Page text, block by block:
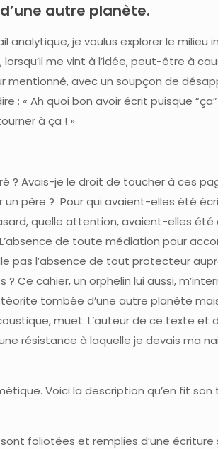
autre planète.
analytique, je voulus explorer le milieu
me vint à l’idée, peut-être à
mentionné, avec un soupçon de
« Ah quoi bon avoir écrit puisque
à ça ! »
Avais-je le droit de toucher à ces
père ? Pour qui avaient-elles été
quelle attention, avaient-elles
de toute médiation pour
pas l’absence de tout protecteur
Ce cahier, un orphelin lui aussi,
tombée d’une autre planète
muet. L’auteur de ce texte et
résistance à laquelle je devais ma
Voici la description qu’en fit son
foliotées et remplies d’une écriture